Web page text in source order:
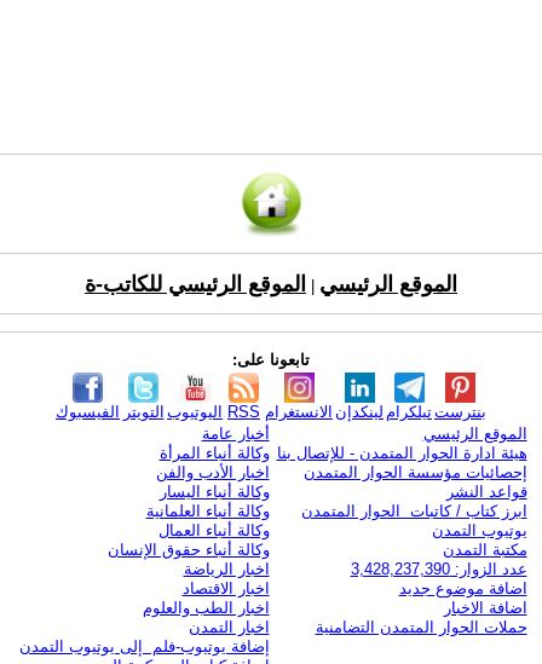
الموقع الرئيسي الموقع الرئيسي للكاتب-ة
تابعونا على:
الفيسبوك التويتر اليوتيوب RSS الانستغرام لينكدإن تيلكرامبنترست
الموقع الرئيسي
هيئة ادارة الحوار المتمدن - للإتصال بنا
إحصائيات مؤسسة الحوار المتمدن
قواعد النشر
ابرز كتاب / كاتبات الحوار المتمدن
يوتيوب التمدن
مكتبة التمدن
عدد الزوار: 3,428,237,390
اضافة موضوع جديد
اضافة الاخبار
حملات الحوار المتمدن التضامنية
أخبار عامة
وكالة أنباء المرأة
اخبار الأدب والفن
وكالة أنباء اليسار
وكالة أنباء العلمانية
وكالة أنباء العمال
وكالة أنباء حقوق الإنسان
اخبار الرياضة
اخبار الاقتصاد
اخبار الطب والعلوم
اخبار التمدن
إضافة يوتيوب-فلم إلى يوتيوب التمدن